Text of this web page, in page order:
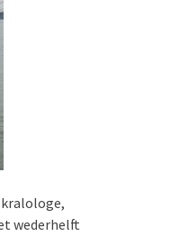
kralologe,
wederhelft